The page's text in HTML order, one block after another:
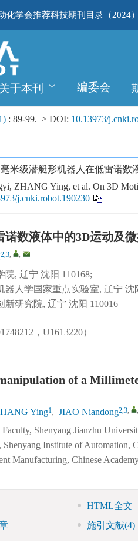
化学会推荐科技期刊目录（2024
关于本刊 编委会
: 89-99. > DOI: 10.13973/
米级潜艇形机器人在低雷诺数
ZHANG Ying, et al. On 3D
j.cnki.robot.190230
数液体中的3D运动及
2,3, ,
, 辽宁 沈阳 110168;
人学国家重点实验室, 辽宁 沈
研究院, 辽宁 沈阳 110016
，U1613220）
of a
Ying1, JIAO Niandong2,3, ,
Shenyang Jianzhu
Institute of Automation,
Manufacturing, Chinese
HTML全文
施引文献(4)